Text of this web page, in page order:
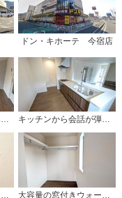
ドン・キホーテ 今宿店
大きな掃き出し窓のあるリビングは、陽光あふれる明るい空間です。ゆったりと寛げる憩いの場となりそうです。 キッチンから会話が弾みそうなダイニングです。お友達や親せきをお招きするのも楽しみになりますね＾＾